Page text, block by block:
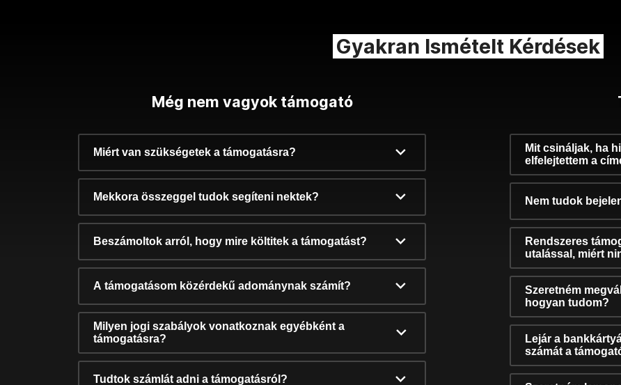
Gyakran Ismételt Kérdések
Még nem vagyok támogató
Miért van szükségetek a támogatásra?
Mekkora összeggel tudok segíteni nektek?
Beszámoltok arról, hogy mire költitek a támogatást?
A támogatásom közérdekű adománynak számít?
Milyen jogi szabályok vonatkoznak egyébként a
támogatásra?
Tudtok számlát adni a támogatásról?
Mit csináljak, ha
elfelejtettem a
Nem tudok
Rendszeres
utalással, miért
Szeretném
hogyan tudom?
Lejár a
számát a